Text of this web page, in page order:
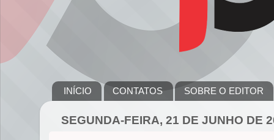
INÍCIO CONTATOS SOBRE O EDITOR
SEGUNDA-FEIRA, 21 DE JUNHO DE